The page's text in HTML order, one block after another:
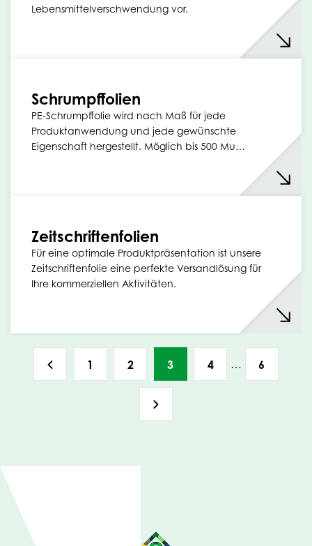
Lebensmittelverschwendung vor.
Schrumpffolien
PE-Schrumpffolie wird nach Maß für jede
Produktanwendung und jede gewünschte
Eigenschaft hergestellt. Möglich bis 500 Mu…
Zeitschriftenfolien
Für eine optimale Produktpräsentation ist unsere
Zeitschriftenfolie eine perfekte Versandlösung für
Ihre kommerziellen Aktivitäten.
1 2 3 4 … 6